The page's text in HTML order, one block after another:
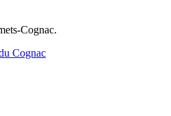
Cognac.
Cognac